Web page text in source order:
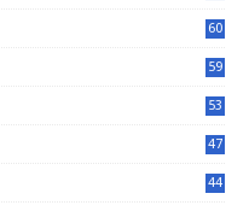
60
59
53
47
44